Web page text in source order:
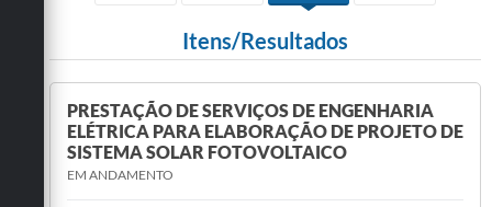
Itens/Resultados
PRESTAÇÃO DE SERVIÇOS DE ENGENHARIA
ELÉTRICA PARA ELABORAÇÃO DE PROJETO DE
SISTEMA SOLAR FOTOVOLTAICO
EM ANDAMENTO